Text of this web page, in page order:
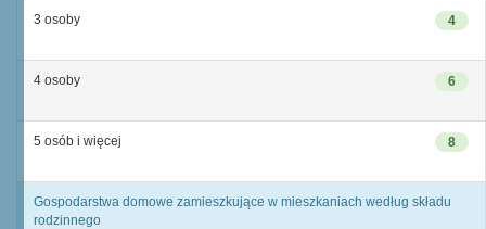
4
3 osoby
6
4 osoby
8
5 osób i więcej
Gospodarstwa domowe zamieszkujące w mieszkaniach według składu
rodzinnego